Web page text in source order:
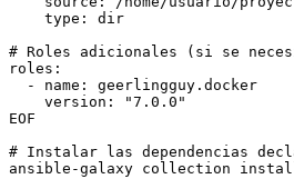
    type: dir
# Roles adicionales (si se
roles:
  - name: geerlingguy.docker
    version: "7.0.0"
EOF
# Instalar las dependencias
ansible-galaxy collection